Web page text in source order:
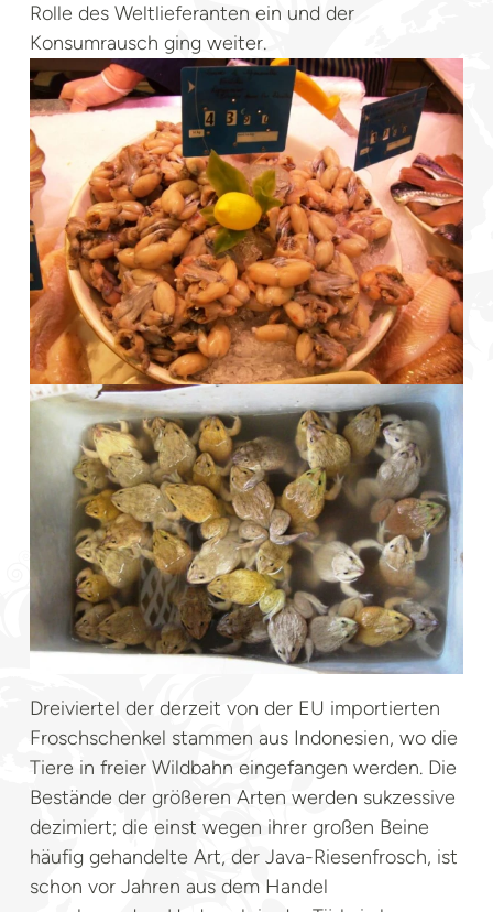
Rolle des Weltlieferanten ein und der
Konsumrausch ging weiter.
Dreiviertel der derzeit von der EU importierten
Froschschenkel stammen aus Indonesien, wo die
Tiere in freier Wildbahn eingefangen werden. Die
Bestände der größeren Arten werden sukzessive
dezimiert; die einst wegen ihrer großen Beine
häufig gehandelte Art, der Java-Riesenfrosch, ist
schon vor Jahren aus dem Handel